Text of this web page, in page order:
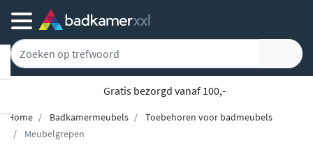
Gratis bezorgd vanaf 100,-
Home Badkamermeubels
Toebehoren voor badmeubels
Meubelgrepen